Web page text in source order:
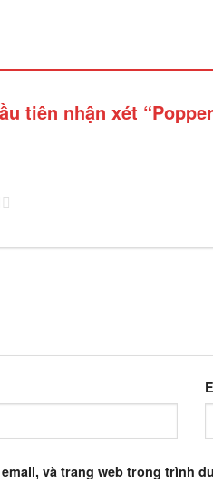
tiên nhận xét
và trang web trong trình